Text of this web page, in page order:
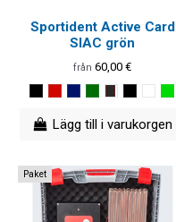
Sportident Active Card
SIAC grön
från60,00 €
Lägg till i varukorgen
Paket